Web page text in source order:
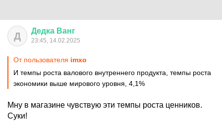
Д Дедка Ванг
23:45, 14.02.2025
От пользователя imxo
И темпы роста валового внутреннего продукта, темпы роста
экономики выше мирового уровня, 4,1%
Мну в магазине чувствую эти темпы роста ценников.
Суки!